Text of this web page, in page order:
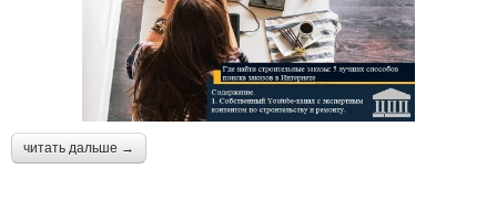
читать дальше →